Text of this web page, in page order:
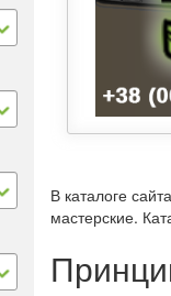
В каталоге сайта
мастерские.